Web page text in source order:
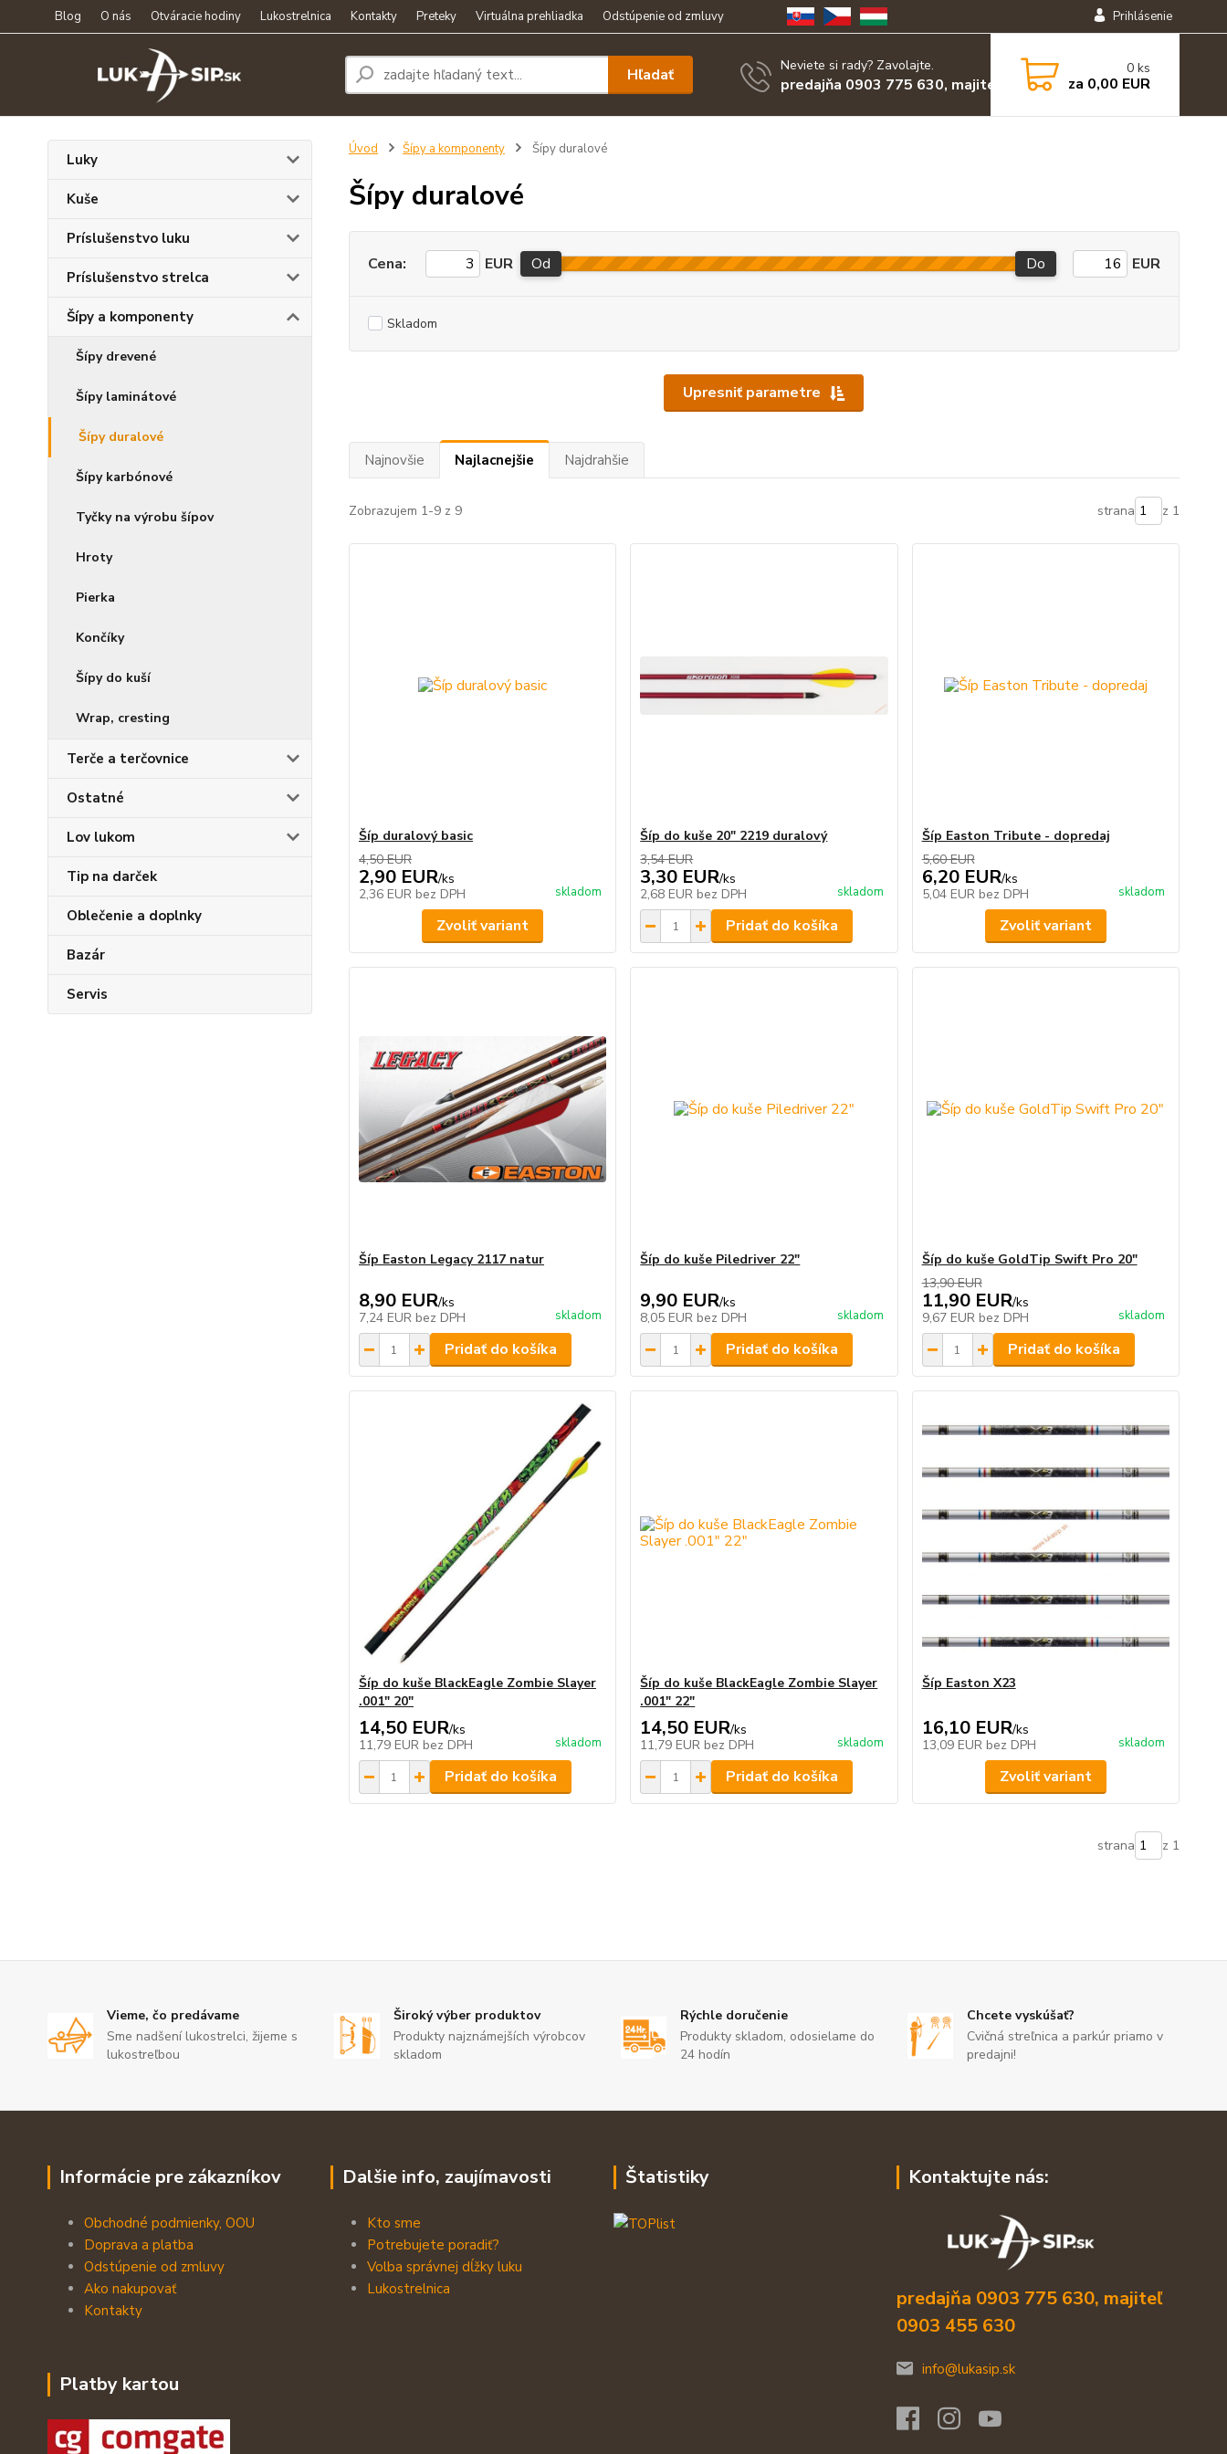
Blog O nás Otváracie hodiny Lukostrelnica Kontakty Preteky Virtuálna prehliadka Odstúpenie od zmluvy Prihlásenie
Hľadať Neviete si rady? Zavolajte.
predajňa 0903 775 630, majiteľ 0903 455 630
0 ks
za 0,00 EUR
Luky
Kuše
Príslušenstvo luku
Príslušenstvo strelca
Šípy a komponenty
Šípy drevené
Šípy laminátové
Šípy duralové
Šípy karbónové
Tyčky na výrobu šípov
Hroty
Pierka
Končíky
Šípy do kuší
Wrap, cresting
Terče a terčovnice
Ostatné
Lov lukom
Tip na darček
Oblečenie a doplnky
Bazár
Servis
Úvod Šípy a komponenty Šípy duralové
Šípy duralové
Upresniť parametre
Cena: EUR Od Do EUR
Skladom
Najnovšie Najlacnejšie Najdrahšie
Zobrazujem 1-9 z 9 strana z 1
Šíp duralový basic
4,50 EUR
2,90 EUR/ks
2,36 EUR bez DPH skladom
Zvoliť variant
Šíp do kuše 20" 2219 duralový
3,54 EUR
3,30 EUR/ks
2,68 EUR bez DPH skladom
Pridať do košíka
Šíp Easton Tribute - dopredaj
5,60 EUR
6,20 EUR/ks
5,04 EUR bez DPH skladom
Zvoliť variant
Šíp Easton Legacy 2117 natur
8,90 EUR/ks
7,24 EUR bez DPH skladom
Pridať do košíka
Šíp do kuše Piledriver 22"
9,90 EUR/ks
8,05 EUR bez DPH skladom
Pridať do košíka
Šíp do kuše GoldTip Swift Pro 20"
13,90 EUR
11,90 EUR/ks
9,67 EUR bez DPH skladom
Pridať do košíka
Šíp do kuše BlackEagle Zombie Slayer
.001" 20"
14,50 EUR/ks
11,79 EUR bez DPH skladom
Pridať do košíka
Šíp do kuše BlackEagle Zombie Slayer
.001" 22"
14,50 EUR/ks
11,79 EUR bez DPH skladom
Pridať do košíka
Šíp Easton X23
16,10 EUR/ks
13,09 EUR bez DPH skladom
Zvoliť variant
strana z 1
Vieme, čo predávame
Sme nadšení lukostrelci, žijeme s
lukostreľbou
Široký výber produktov
Produkty najznámejších výrobcov
skladom
Rýchle doručenie
Produkty skladom, odosielame do
24 hodín
Chcete vyskúšať?
Cvičná streľnica a parkúr priamo v
predajni!
Informácie pre zákazníkov
Obchodné podmienky, OOU
Doprava a platba
Odstúpenie od zmluvy
Ako nakupovať
Kontakty
Platby kartou
Dalšie info, zaujímavosti
Kto sme
Potrebujete poradiť?
Volba správnej dĺžky luku
Lukostrelnica
Štatistiky Kontaktujte nás:
predajňa 0903 775 630, majiteľ
0903 455 630
info@lukasip.sk